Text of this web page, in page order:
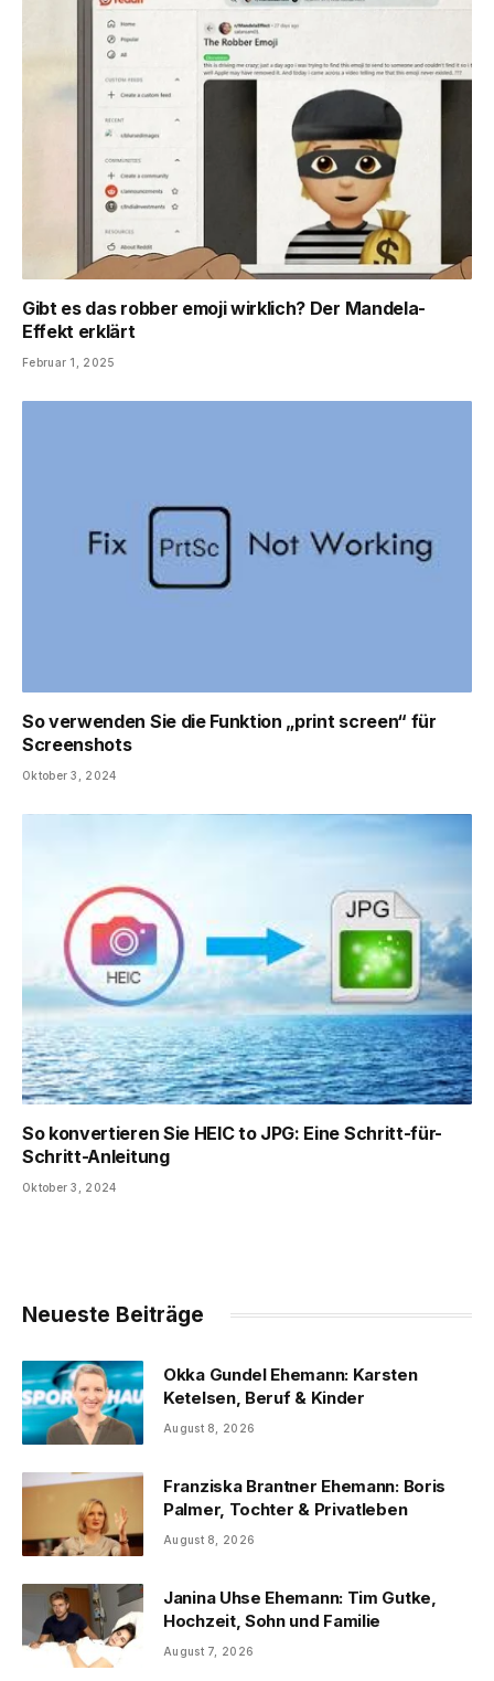
Gibt es das robber emoji wirklich? Der Mandela-
Effekt erklärt
Februar 1, 2025
So verwenden Sie die Funktion „print screen“ für
Screenshots
Oktober 3, 2024
So konvertieren Sie HEIC to JPG: Eine Schritt-für-
Schritt-Anleitung
Oktober 3, 2024
Neueste Beiträge
Okka Gundel Ehemann: Karsten
Ketelsen, Beruf & Kinder
August 8, 2026
Franziska Brantner Ehemann: Boris
Palmer, Tochter & Privatleben
August 8, 2026
Janina Uhse Ehemann: Tim Gutke,
Hochzeit, Sohn und Familie
August 7, 2026